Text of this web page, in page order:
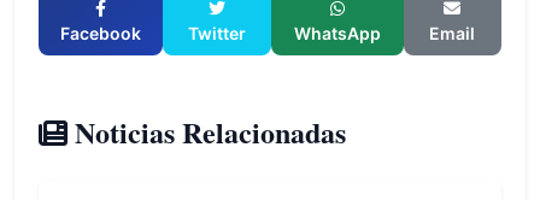
Facebook Twitter WhatsApp Email
Noticias Relacionadas